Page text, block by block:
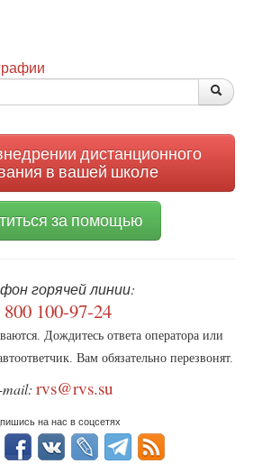
дистанционного
в вашей школе
за помощью
горячей линии:
800 100-97-24
Дождитесь ответа оператора или
Вам обязательно перезвонят.
mail: rvs@rvs.su
на нас в соцсетях